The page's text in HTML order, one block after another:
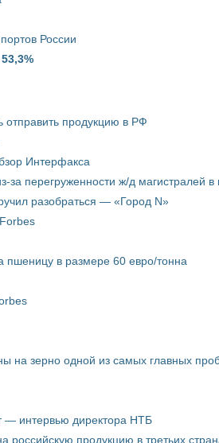
России
отправить продукцию в РФ
Интерфакса
за перегруженности ж/д магистралей в
разобраться — «Город N»
пшеницу в размере 60 евро/тонна
на зерно одной из самых главных
— интервью директора НТБ
российскую продукцию в третьих